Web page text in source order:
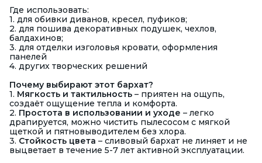
Где использовать:
1. для обивки диванов, кресел, пуфиков;
2. для пошива декоративных подушек, чехлов,
балдахинов;
3. для отделки изголовья кровати, оформления
панелей
4. других творческих решений
Почему выбирают этот бархат?
1. Мягкость и тактильность – приятен на ощупь,
создаёт ощущение тепла и комфорта.
2. Простота в использовании и уходе – легко
драпируется, можно чистить пылесосом с мягкой
щеткой и пятновыводителем без хлора.
3. Стойкость цвета – сливовый бархат не линяет и не
выцветает в течение 5-7 лет активной эксплуатации.